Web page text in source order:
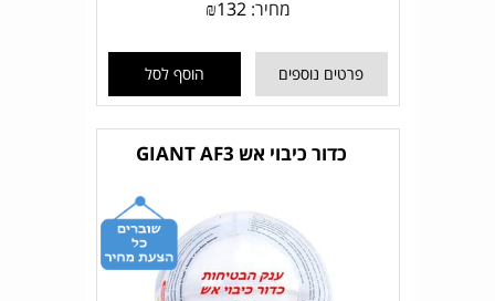
מחיר: ₪132
פרטים נוספים הוסף לסל
כדור כיבוי אש GIANT AF3